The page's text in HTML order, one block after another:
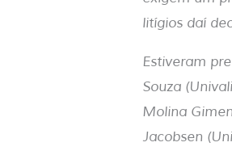
litígios daí
Estiveram
Souza
Molina
Jacobsen